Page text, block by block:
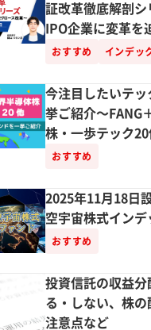
証改革徹底解剖
IPO企業に変革を
市場改革～
おすすめ インデッ
今注目したいテ
挙ご紹介～FANG
株・一歩テック
おすすめ
2025年11月18日
空宇宙株式インデ
おすすめ
投資信託の収益
る・しない、株の
注意点など